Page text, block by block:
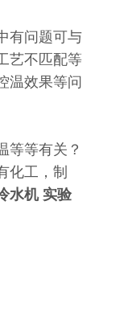
有问题可与
艺不匹配等
温效果等问
等等有关？
化工，制
水机 实验